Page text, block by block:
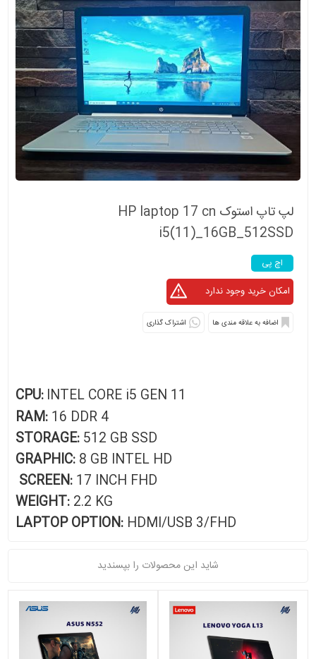
لپ تاپ استوک HP laptop 17 cn
i5(11)_16GB_512SSD
اچ پی
اشتراک گذاری
CPU: INTEL CORE i5 GEN 11
RAM: 16 DDR 4
STORAGE: 512 GB SSD
GRAPHIC: 8 GB INTEL HD
SCREEN: 17 INCH FHD
WEIGHT: 2.2 KG
LAPTOP OPTION: HDMI/USB 3/FHD
شاید این محصولات را بپسندید